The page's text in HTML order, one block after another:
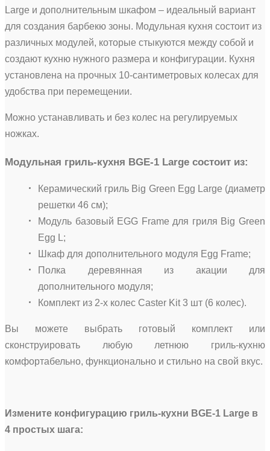
Large и дополнительным шкафом – идеальный вариант
для создания барбекю зоны. Модульная кухня состоит из
различных модулей, которые стыкуются между собой и
создают кухню нужного размера и конфигурации. Кухня
установлена на прочных 10-сантиметровых колесах для
удобства при перемещении.
Можно устанавливать и без колес на регулируемых
ножках.
Модульная гриль-кухня BGE-1 Large состоит из:
Керамический гриль Big Green Egg Large (диаметр
решетки 46 см);
Модуль базовый EGG Frame для гриля Big Green
Egg L;
Шкаф для дополнительного модуля Egg Frame;
Полка деревянная из акации для
дополнительного модуля;
Комплект из 2-х колес Caster Kit 3 шт (6 колес).
Вы можете выбрать готовый комплект или
сконструировать любую летнюю гриль-кухню
комфортабельно, функционально и стильно на свой вкус.
Измените конфигурацию гриль-кухни BGE-1 Large в
4 простых шага: